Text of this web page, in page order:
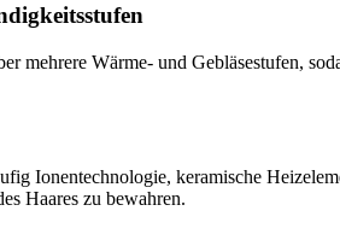
mehrere Wärme- und Gebläsestufen,
Ionentechnologie, keramische
Haares zu bewahren.